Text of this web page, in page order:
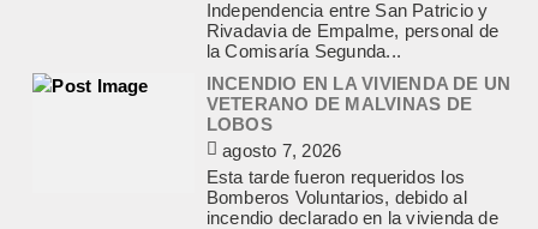
Independencia entre San Patricio y
Rivadavia de Empalme, personal de
la Comisaría Segunda...
INCENDIO EN LA VIVIENDA DE UN
VETERANO DE MALVINAS DE
LOBOS
agosto 7, 2026
Esta tarde fueron requeridos los
Bomberos Voluntarios, debido al
incendio declarado en la vivienda de